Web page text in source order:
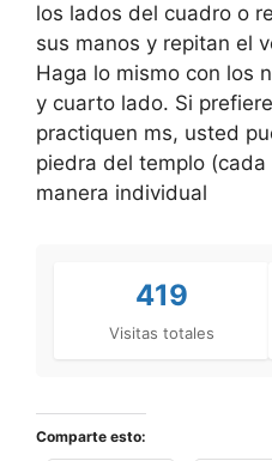
los lados del cuadro o
sus manos y repitan el
Haga lo mismo con los
y cuarto lado. Si
practiquen ms, usted
piedra del templo
manera individual
419
Visitas totales
Comparte esto: